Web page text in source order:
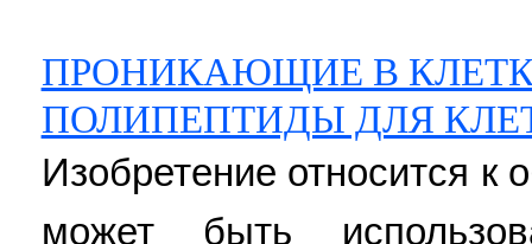
ПРОНИКАЮЩИЕ В
ПОЛИПЕПТИДЫ ДЛЯ
Изобретение относится к
может быть